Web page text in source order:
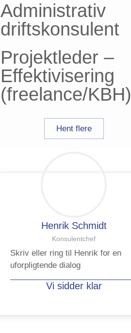
Administrativ
driftskonsulent
Projektleder –
Effektivisering
(freelance/KBH)
Hent flere
Henrik Schmidt
Konsulentchef
Skriv eller ring til Henrik for en
uforpligtende dialog
Vi sidder klar